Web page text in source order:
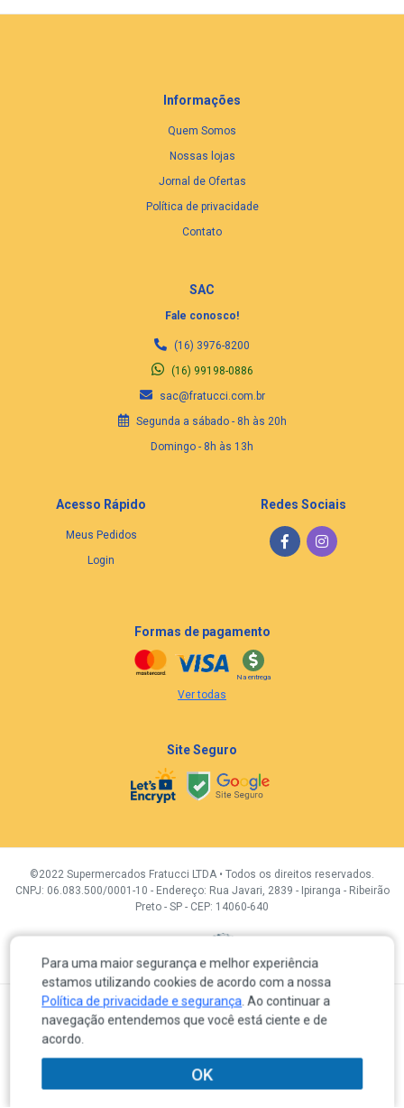
Informações
Quem Somos
Nossas lojas
Jornal de Ofertas
Política de privacidade
Contato
SAC
Fale conosco!
(16) 3976-8200
(16) 99198-0886
sac@fratucci.com.br
Segunda a sábado - 8h às 20h
Domingo - 8h às 13h
Acesso Rápido
Meus Pedidos
Login
Redes Sociais
Formas de pagamento
Na entrega
Ver todas
Site Seguro
©2022 Supermercados Fratucci LTDA • Todos os direitos reservados.
CNPJ: 06.083.500/0001-10 - Endereço: Rua Javari, 2839 - Ipiranga - Ribeirão
Preto - SP - CEP: 14060-640
A venda e o consumo de bebidas alcoólicas são proibidas para menores de 18 anos.
Em caso de divergência de preços no próprio site, é válido somente o valor do Carrinho de compras.
Os produtos, preços e condições de pagamento são válidos exclusivamente para a loja eletrônica
durante o dia de hoje, sujeitas a alterações sem prévia notificação. Os preços previstos no site
veiculados em redes sociais, e-mail, sites de buscas ou meios impressos.
Os itens em promoção poderão ter quantidades limitadas por clientes de acordo com o artigo 39 – I
CDC, Lei nº. 8.078 de 11/09/90 e artigo 12 – III Decreto nº. 2.181 de 20/03/97.
Para uma maior segurança e melhor experiência
estamos utilizando cookies de acordo com a nossa
Política de privacidade e segurança. Ao continuar a
navegação entendemos que você está ciente e de
acordo.
OK